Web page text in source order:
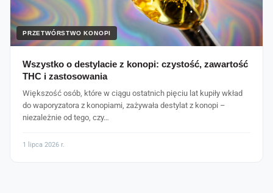
PRZETWÓRSTWO KONOPI
Wszystko o destylacie z konopi: czystość, zawartość
THC i zastosowania
Większość osób, które w ciągu ostatnich pięciu lat kupiły wkład
do waporyzatora z konopiami, zażywała destylat z konopi –
niezależnie od tego, czy…
1 lipca 2026 r.